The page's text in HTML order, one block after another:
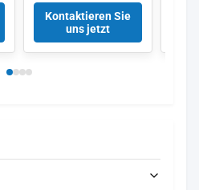
Hydraulische
Stumpfschweißmaschine
Rot Hohe Effizienz
Kontaktieren Sie
uns jetzt